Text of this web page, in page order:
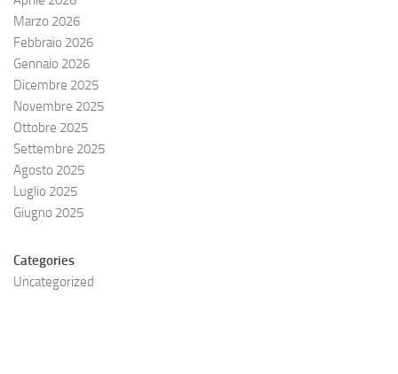
Marzo 2026
Febbraio 2026
Gennaio 2026
Dicembre 2025
Novembre 2025
Ottobre 2025
Settembre 2025
Agosto 2025
Luglio 2025
Giugno 2025
Categories
Uncategorized